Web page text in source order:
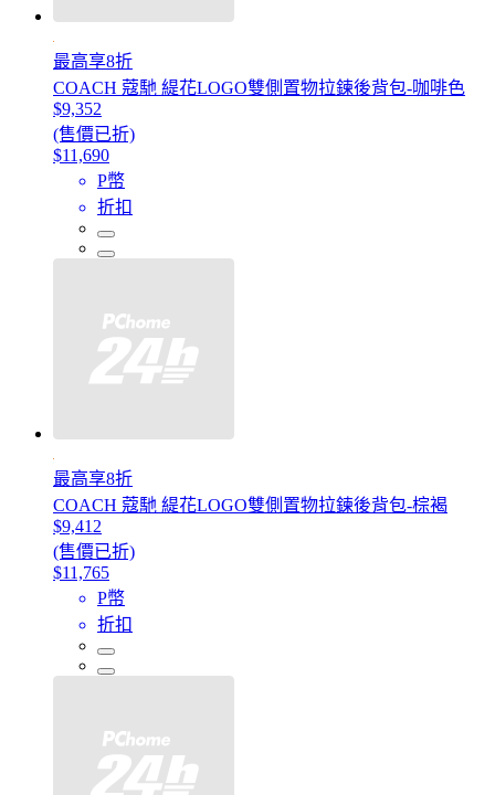
最高享8折
COACH 蔻馳 緹花LOGO雙側置物拉鍊後背包-咖啡色
$9,352
(售價已折)
$11,690
P幣
折扣
最高享8折
COACH 蔻馳 緹花LOGO雙側置物拉鍊後背包-棕褐
$9,412
(售價已折)
$11,765
P幣
折扣